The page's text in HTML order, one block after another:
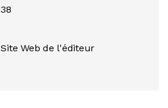
38
Site Web de l'éditeur